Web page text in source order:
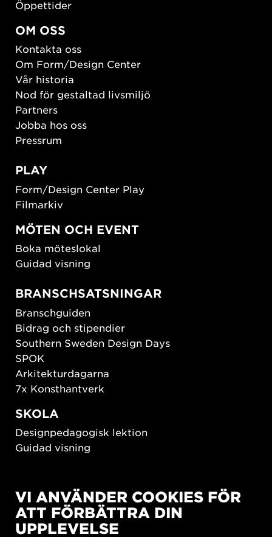
Öppettider
OM OSS
Kontakta oss
Om Form/Design Center
Vår historia
Nod för gestaltad livsmiljö
Partners
Jobba hos oss
Pressrum
PLAY
Form/Design Center Play
Filmarkiv
MÖTEN OCH EVENT
Boka möteslokal
Guidad visning
BRANSCHSATSNINGAR
Branschguiden
Bidrag och stipendier
Southern Sweden Design Days
SPOK
Arkitekturdagarna
7x Konsthantverk
SKOLA
Designpedagogisk lektion
Guidad visning
New European Bauhaus
SUSTAINORDIC
Share Future Living
VI ANVÄNDER COOKIES FÖR
ATT FÖRBÄTTRA DIN
UPPLEVELSE